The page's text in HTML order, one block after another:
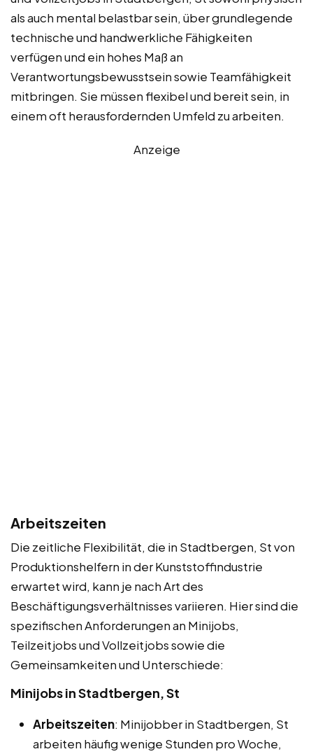
als auch mental belastbar sein, über grundlegende
technische und handwerkliche Fähigkeiten
verfügen und ein hohes Maß an
Verantwortungsbewusstsein sowie Teamfähigkeit
mitbringen. Sie müssen flexibel und bereit sein, in
einem oft herausfordernden Umfeld zu arbeiten.
Anzeige
Arbeitszeiten
Die zeitliche Flexibilität, die in Stadtbergen, St von
Produktionshelfern in der Kunststoffindustrie
erwartet wird, kann je nach Art des
Beschäftigungsverhältnisses variieren. Hier sind die
spezifischen Anforderungen an Minijobs,
Teilzeitjobs und Vollzeitjobs sowie die
Gemeinsamkeiten und Unterschiede:
Minijobs in Stadtbergen, St
Arbeitszeiten: Minijobber in Stadtbergen, St
arbeiten häufig wenige Stunden pro Woche,